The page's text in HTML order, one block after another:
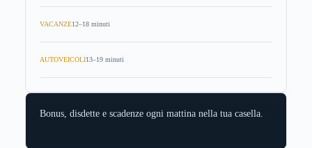
VACANZE12–18 minuti
AUTOVEICOLI13–19 minuti
Bonus, disdette e scadenze ogni mattina nella tua casella.